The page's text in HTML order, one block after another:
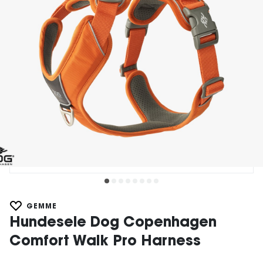
GEMME
Hundesele Dog Copenhagen
Comfort Walk Pro Harness